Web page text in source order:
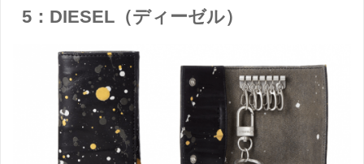
5：DIESEL（ディーゼル）